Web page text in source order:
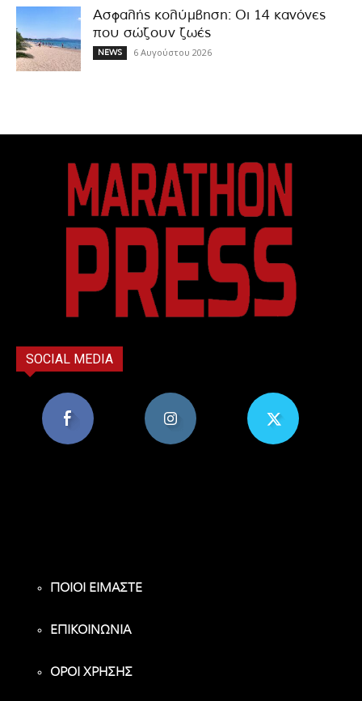
Ασφαλής κολύμβηση: Οι 14 κανόνες
που σώζουν ζωές
NEWS 6 Αυγούστου 2026
SOCIAL MEDIA
ΠΟΙΟΙ ΕΙΜΑΣΤΕ
ΕΠΙΚΟΙΝΩΝΙΑ
ΟΡΟΙ ΧΡΗΣΗΣ